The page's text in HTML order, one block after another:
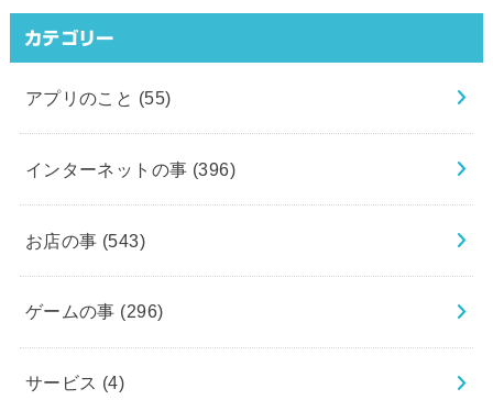
カテゴリー
アプリのこと (55)
インターネットの事 (396)
お店の事 (543)
ゲームの事 (296)
サービス (4)